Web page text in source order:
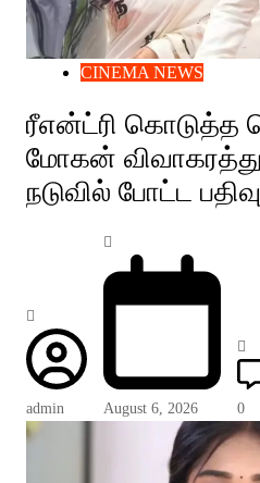
CINEMA NEWS
ரீஎன்ட்ரி கொடுத்த
மோகன்
நடுவில் போட்ட பதிவு
admin August 6, 2026 0